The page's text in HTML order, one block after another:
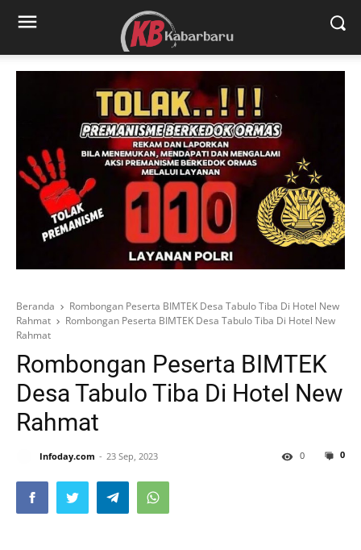
Beranda
Rombongan Peserta BIMTEK Desa Tabulo Tiba Di Hotel New
Rahmat
Rombongan Peserta BIMTEK Desa Tabulo Tiba Di Hotel New
Rahmat
Rombongan Peserta BIMTEK
Desa Tabulo Tiba Di Hotel New
Rahmat
Infoday.com 23 Sep, 2023 0
0